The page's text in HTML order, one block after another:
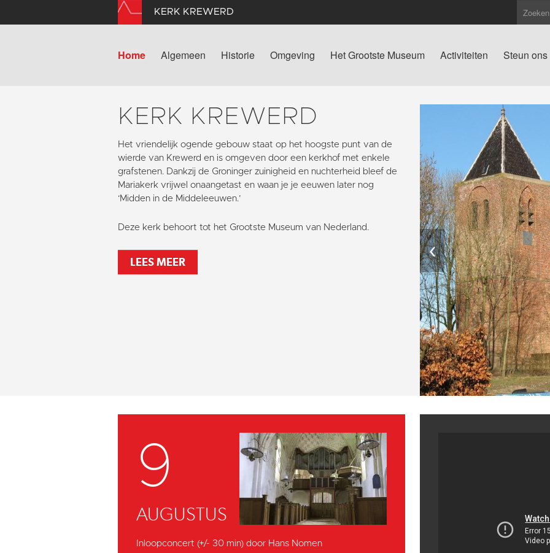
KERK KREWERD
Home Algemeen Historie Omgeving Het Grootste Museum Activiteiten Steun ons
KERK KREWERD
Het vriendelijk ogende gebouw staat op het hoogste punt van de
wierde van Krewerd en is omgeven door een kerkhof met enkele
grafstenen. Dankzij de Groninger zuinigheid en nuchterheid bleef de
Mariakerk vrijwel onaangetast en waan je je eeuwen later nog
‘Midden in de Middeleeuwen.’
Deze kerk behoort tot het Grootste Museum van Nederland.
LEES MEER ‹
9
AUGUSTUS
Inloopconcert (+/- 30 min) door Hans Nomen